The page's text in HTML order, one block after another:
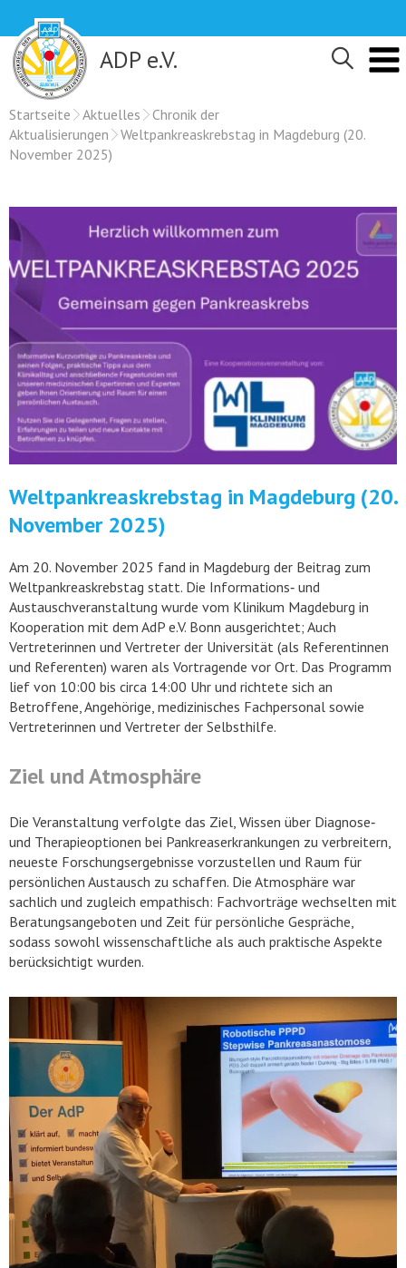
content
ADP e.V.
Startseite Aktuelles
Chronik der
Aktualisierungen
Weltpankreaskrebstag in Magdeburg (20.
November 2025)
Weltpankreaskrebstag in Magdeburg (20.
November 2025)
Am 20. November 2025 fand in Magdeburg der Beitrag zum
Weltpankreaskrebstag statt. Die Informations‑ und
Austauschveranstaltung wurde vom Klinikum Magdeburg in
Kooperation mit dem AdP e.V. Bonn ausgerichtet; Auch
Vertreterinnen und Vertreter der Universität (als Referentinnen
und Referenten) waren als Vortragende vor Ort. Das Programm
lief von 10:00 bis circa 14:00 Uhr und richtete sich an
Betroffene, Angehörige, medizinisches Fachpersonal sowie
Vertreterinnen und Vertreter der Selbsthilfe.
Ziel und Atmosphäre
Die Veranstaltung verfolgte das Ziel, Wissen über Diagnose‑
und Therapieoptionen bei Pankreaserkrankungen zu verbreitern,
neueste Forschungsergebnisse vorzustellen und Raum für
persönlichen Austausch zu schaffen. Die Atmosphäre war
sachlich und zugleich empathisch: Fachvorträge wechselten mit
Beratungsangeboten und Zeit für persönliche Gespräche,
sodass sowohl wissenschaftliche als auch praktische Aspekte
berücksichtigt wurden.